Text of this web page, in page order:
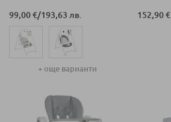
99,00 €/193,63 лв.
+ още варианти
152,90 €